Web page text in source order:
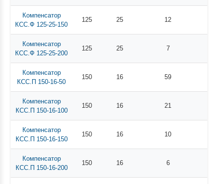
Компенсатор
КСС.Ф 125-25-150
125 25 12
Компенсатор
КСС.Ф 125-25-200
125 25 7
Компенсатор
КСС.П 150-16-50
150 16 59
Компенсатор
КСС.П 150-16-100
150 16 21
Компенсатор
КСС.П 150-16-150
150 16 10
Компенсатор
КСС.П 150-16-200
150 16 6